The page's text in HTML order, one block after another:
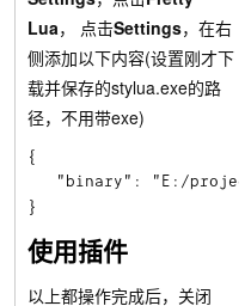
Lua， 点击Settings，在右
侧添加以下内容(设置刚才下
载并保存的stylua.exe的路
径，不用带exe)
{
"binary": "E:/
使用插件
以上都操作完成后，关闭